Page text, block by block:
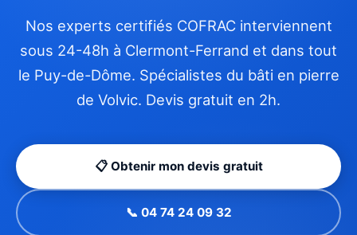
Nos experts certifiés COFRAC interviennent
sous 24-48h à Clermont-Ferrand et dans tout
le Puy-de-Dôme. Spécialistes du bâti en pierre
de Volvic. Devis gratuit en 2h.
📋 Obtenir mon devis gratuit
📞 04 74 24 09 32